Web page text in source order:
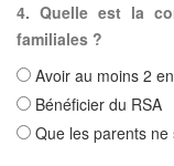
4. Quelle est la
familiales ?
Avoir au moins 2
Bénéficier du RSA
Que les parents